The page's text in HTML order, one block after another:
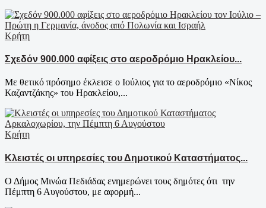
Κρήτη
Σχεδόν 900.000 αφίξεις στο αεροδρόμιο Ηρακλείου...
Με θετικό πρόσημο έκλεισε ο Ιούλιος για το αεροδρόμιο «Νίκος
Καζαντζάκης» του Ηρακλείου,...
Κρήτη
Κλειστές οι υπηρεσίες του Δημοτικού Καταστήματος...
Ο Δήμος Μινώα Πεδιάδας ενημερώνει τους δημότες ότι την
Πέμπτη 6 Αυγούστου, με αφορμή...